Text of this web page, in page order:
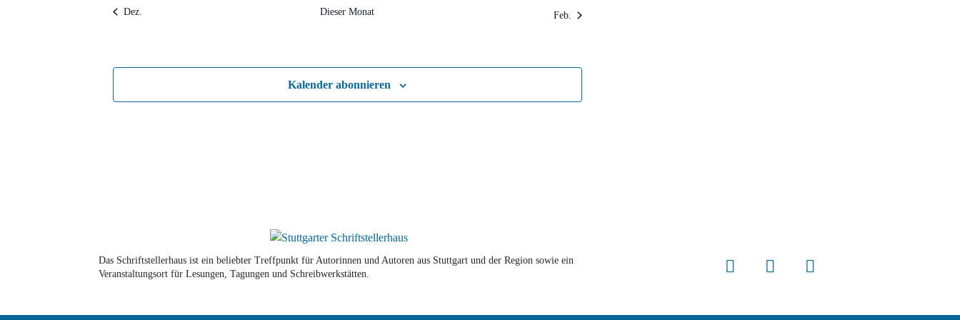
Dez. Dieser Monat Feb.
Kalender abonnieren
Das Schriftstellerhaus ist ein beliebter Treffpunkt für Autorinnen und Autoren aus Stuttgart und der Region sowie ein
Veranstaltungsort für Lesungen, Tagungen und Schreibwerkstätten.